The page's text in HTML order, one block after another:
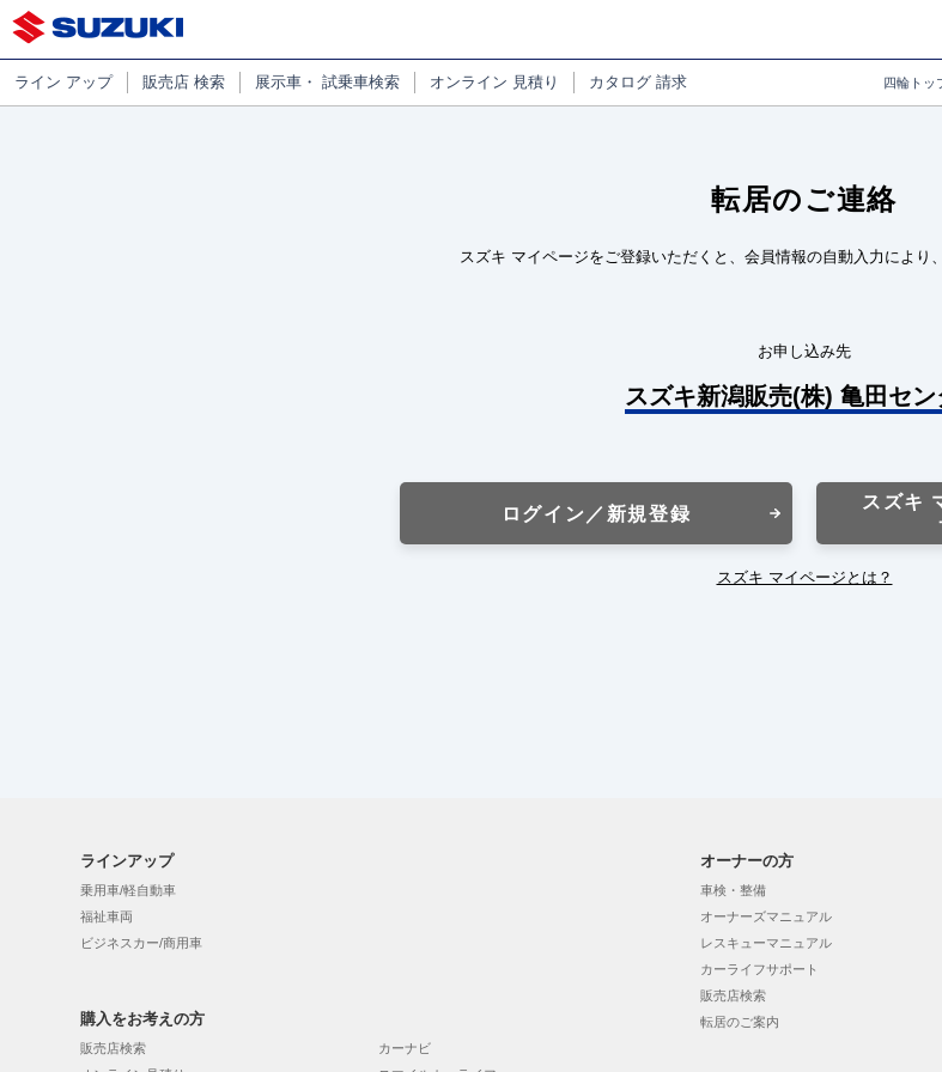
ライン アップ 販売店 検索 展示車・ 試乗車検索 オンライン 見積り カタログ 請求 四輪トッ
転居のご連絡
スズキ マイページをご登録いただくと、会員情報の自動入力により
お申し込み先
スズキ新潟販売(株) 亀田セン
ログイン／新規登録
スズキ
スズキ マイページとは？
ラインアップ
乗用車/軽自動車
福祉車両
ビジネスカー/商用車
購入をお考えの方
販売店検索
カーナビ
オーナーの方
車検・整備
オーナーズマニュアル
レスキューマニュアル
カーライフサポート
販売店検索
転居のご案内